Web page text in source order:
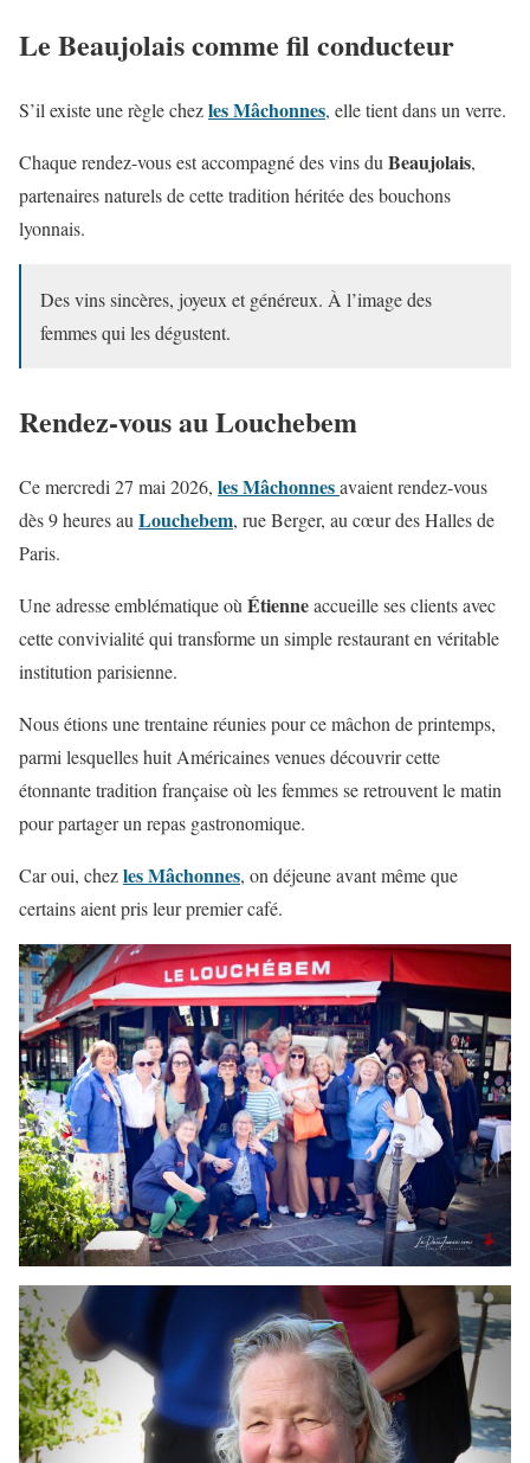
Le Beaujolais comme fil conducteur
S’il existe une règle chezles Mâchonnes, elle tient dans un verre.
Chaque rendez-vous est accompagné des vins du Beaujolais,
partenaires naturels de cette tradition héritée des bouchons
lyonnais.
Des vins sincères, joyeux et généreux. À l’image des
femmes qui les dégustent.
Rendez-vous au Louchebem
Ce mercredi 27 mai 2026, les Mâchonnesavaient rendez-vous
dès 9 heures au Louchebem, rue Berger, au cœur des Halles de
Paris.
Une adresse emblématique où Étienneaccueille ses clients avec
cette convivialité qui transforme un simple restaurant en véritable
institution parisienne.
Nous étions une trentaine réunies pour ce mâchon de printemps,
parmi lesquelles huit Américaines venues découvrir cette
étonnante tradition française où les femmes se retrouvent le matin
pour partager un repas gastronomique.
Car oui, chezles Mâchonnes, on déjeune avant même que
certains aient pris leur premier café.